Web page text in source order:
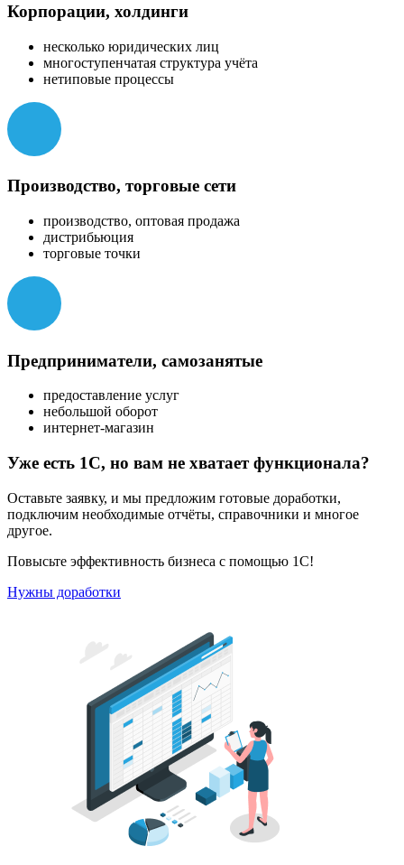
Корпорации, холдинги
несколько юридических лиц
многоступенчатая структура учёта
нетиповые процессы
Производство, торговые сети
производство, оптовая продажа
дистрибьюция
торговые точки
Предприниматели, самозанятые
предоставление услуг
небольшой оборот
интернет-магазин
Уже есть 1С, но вам не хватает функционала?
Оставьте заявку, и мы предложим готовые доработки,
подключим необходимые отчёты, справочники и многое
другое.
Повысьте эффективность бизнеса с помощью 1С!
Нужны доработки